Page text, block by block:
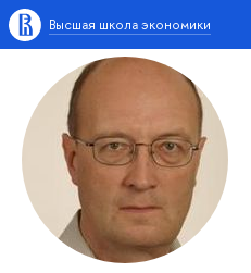
Высшая школа экономики